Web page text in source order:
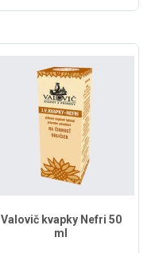
Valovič kvapky Nefri 50
ml